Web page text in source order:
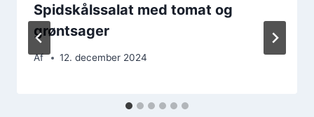
Spidskålssalat med tomat og
grøntsager
Af 12. december 2024